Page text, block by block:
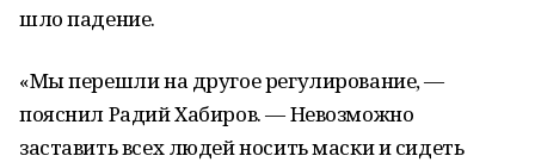
шло падение.
«Мы перешли на другое регулирование, —
пояснил Радий Хабиров. — Невозможно
заставить всех людей носить маски и сидеть